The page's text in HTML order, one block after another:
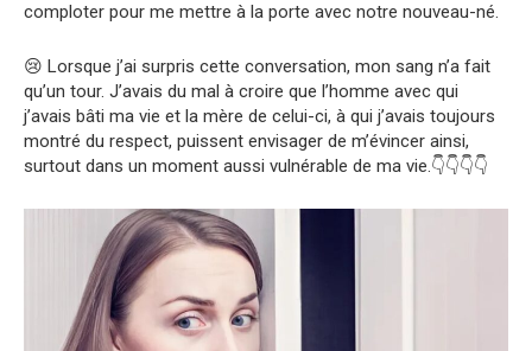
comploter pour me mettre à la porte avec notre nouveau-né.
😢 Lorsque j’ai surpris cette conversation, mon sang n’a fait
qu’un tour. J’avais du mal à croire que l’homme avec qui
j’avais bâti ma vie et la mère de celui-ci, à qui j’avais toujours
montré du respect, puissent envisager de m’évincer ainsi,
surtout dans un moment aussi vulnérable de ma vie.👇👇👇👇